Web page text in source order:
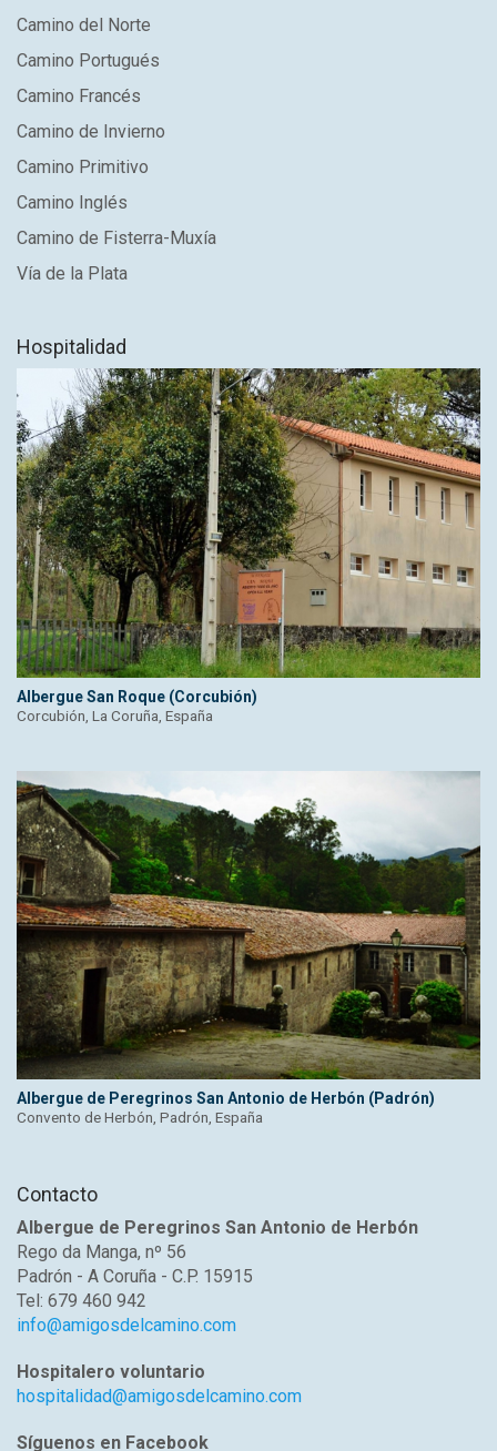
Camino del Norte
Camino Portugués
Camino Francés
Camino de Invierno
Camino Primitivo
Camino Inglés
Camino de Fisterra-Muxía
Vía de la Plata
Hospitalidad
Albergue San Roque (Corcubión)
Corcubión, La Coruña, España
Albergue de Peregrinos San Antonio de Herbón (Padrón)
Convento de Herbón, Padrón, España
Contacto
Albergue de Peregrinos San Antonio de Herbón
Rego da Manga, nº 56
Padrón - A Coruña - C.P. 15915
Tel: 679 460 942
info@amigosdelcamino.com
Hospitalero voluntario
hospitalidad@amigosdelcamino.com
Síguenos en Facebook